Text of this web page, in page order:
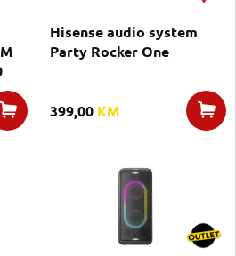
Hisense audio system
Party Rocker One
399,00 KM